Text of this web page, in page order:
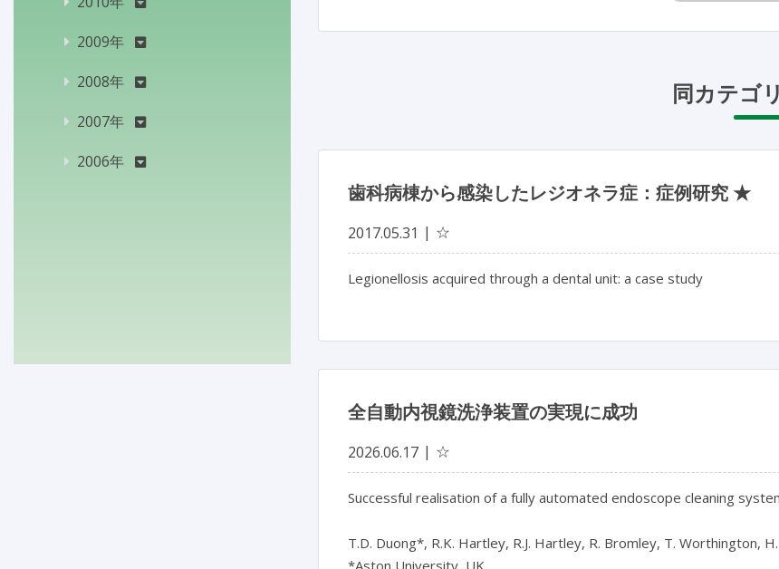
同カテゴ
歯科病棟から感染したレジオネラ症：症例研究 ★
2017.05.31 ☆
Legionellosis acquired through a dental unit: a case study
全自動内視鏡洗浄装置の実現に成功
2026.06.17 ☆
Successful realisation of a fully automated endoscope cleaning
T.D. Duong*, R.K. Hartley, R.J. Hartley, R. Bromley, T. Worthington, H.
2009年
2008年
2007年
2006年